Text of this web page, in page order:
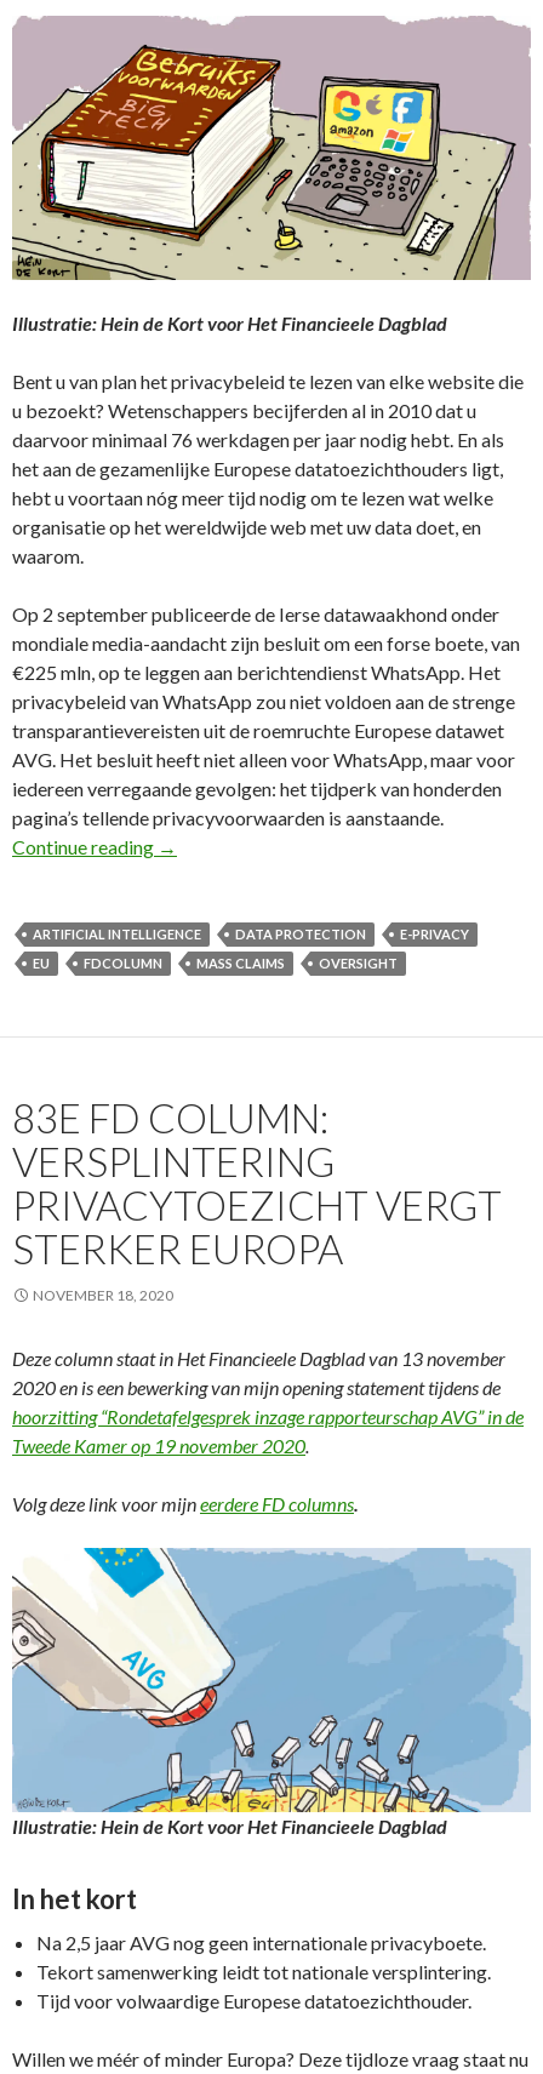
Illustratie: Hein de Kort voor Het Financieele Dagblad
Bent u van plan het privacybeleid te lezen van elke website die
u bezoekt? Wetenschappers becijferden al in 2010 dat u
daarvoor minimaal 76 werkdagen per jaar nodig hebt. En als
het aan de gezamenlijke Europese datatoezichthouders ligt,
hebt u voortaan nóg meer tijd nodig om te lezen wat welke
organisatie op het wereldwijde web met uw data doet, en
waarom.
Op 2 september publiceerde de Ierse datawaakhond onder
mondiale media-aandacht zijn besluit om een forse boete, van
€225 mln, op te leggen aan berichtendienst WhatsApp. Het
privacybeleid van WhatsApp zou niet voldoen aan de strenge
transparantievereisten uit de roemruchte Europese datawet
AVG. Het besluit heeft niet alleen voor WhatsApp, maar voor
iedereen verregaande gevolgen: het tijdperk van honderden
pagina’s tellende privacyvoorwaarden is aanstaande.
Continue reading
93e FD Column: De megaboete voor
→
ARTIFICIAL INTELLIGENCE DATA PROTECTION
E-PRIVACY
EU
FDCOLUMN MASS CLAIMS OVERSIGHT
83E FD COLUMN:
VERSPLINTERING
PRIVACYTOEZICHT VERGT
STERKER EUROPA
NOVEMBER 18, 2020
Deze column staat in Het Financieele Dagblad van 13 november
2020 en is een bewerking van mijn opening statement tijdens de
hoorzitting “Rondetafelgesprek inzage rapporteurschap AVG” in de
Tweede Kamer op 19 november 2020
Volg deze link voor mijneerdere FD columns
Illustratie: Hein de Kort voor Het Financieele Dagblad
In het kort
Na 2,5 jaar AVG nog geen internationale privacyboete.
Tekort samenwerking leidt tot nationale versplintering.
Tijd voor volwaardige Europese datatoezichthouder.
Willen we méér of minder Europa? Deze tijdloze vraag staat nu